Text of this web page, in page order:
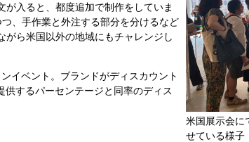
入ると、都度追加で制作をしていま
、手作業と外注する部分を分けるなど
がら米国以外の地域にもチャレンジし
イベント。ブランドがディスカウント
するパーセンテージと同率のディス
米国展示会に
せている様子